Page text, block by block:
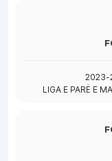
2023-
LIGA E PARË E